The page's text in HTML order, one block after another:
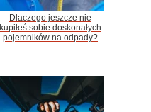
Dlaczego jeszcze nie
kupiłeś sobie doskonałych
pojemników na odpady?